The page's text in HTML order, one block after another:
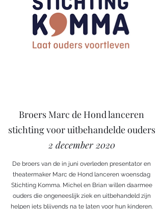
Broers Marc de Hond lanceren
stichting voor uitbehandelde ouders
2 december 2020
De broers van de in juni overleden presentator en
theatermaker Marc de Hond lanceren woensdag
Stichting Komma. Michel en Brian willen daarmee
ouders die ongeneeslijk ziek en uitbehandeld zijn
helpen iets blijvends na te laten voor hun kinderen.